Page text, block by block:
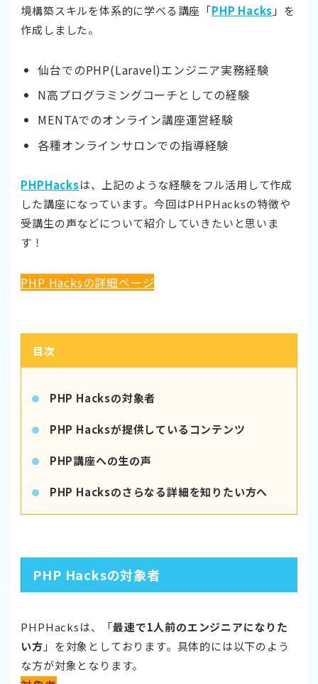
境構築スキルを体系的に学べる講座「PHP Hacks 」を
作成しました。
仙台でのPHP(Laravel)エンジニア実務経験
N高プログラミングコーチとしての経験
MENTAでのオンライン講座運営経験
各種オンラインサロンでの指導経験
PHPHacksは、上記のような経験をフル活用して作成
した講座になっています。今回はPHPHacksの特徴や
受講生の声などについて紹介していきたいと思いま
す！
PHP Hacksの詳細ページ
目次
PHP Hacksの対象者
PHP Hacksが提供しているコンテンツ
PHP講座への生の声
PHP Hacksのさらなる詳細を知りたい方へ
PHP Hacksの対象者
PHPHacksは、「最速で1人前のエンジニアになりた
い方 」を対象としております。具体的には以下のよう
な方が対象となります。